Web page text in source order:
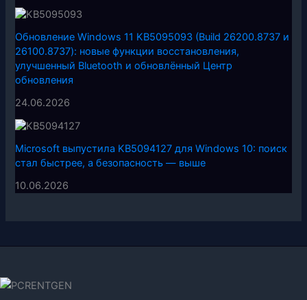
Обновление Windows 11 KB5095093 (Build 26200.8737 и
26100.8737): новые функции восстановления,
улучшенный Bluetooth и обновлённый Центр
обновления
24.06.2026
Microsoft выпустила KB5094127 для Windows 10: поиск
стал быстрее, а безопасность — выше
10.06.2026